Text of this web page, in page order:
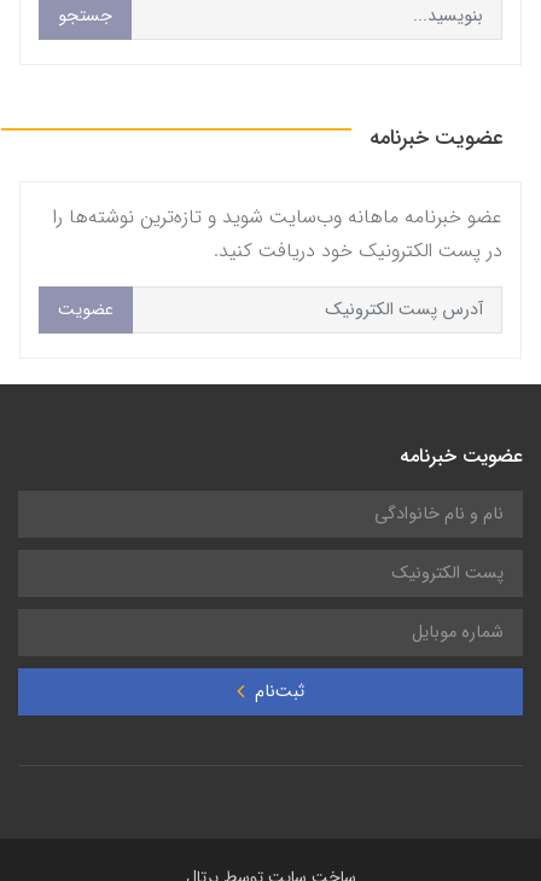
جستجو
عضویت خبرنامه
عضو خبرنامه ماهانه وب‌سایت شوید و تازه‌ترین نوشته‌ها را
در پست الکترونیک خود دریافت کنید.
عضویت
عضویت خبرنامه
ثبت‌نام